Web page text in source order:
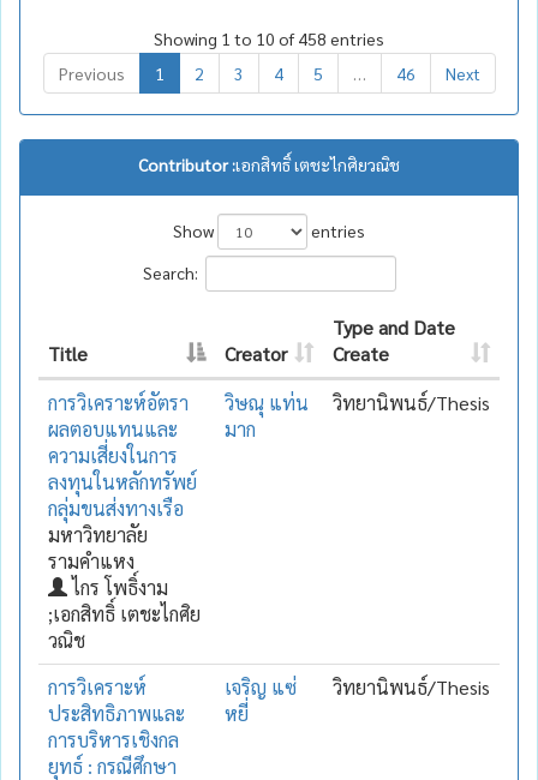
Showing 1 to 10 of 458 entries
Previous
1 2 3 4 5 46 Next
Contributor :เอกสิทธิ์ เตชะไกศิยวณิช
Show
entries
Search:
Title Creator
Type and Date
Create
การวิเคราะห์อัตรา
ผลตอบแทนและ
ความเสี่ยงในการ
ลงทุนในหลักทรัพย์
กลุ่มขนส่งทางเรือ
มหาวิทยาลัย
รามคำแหง
ไกร โพธิ์งาม
;เอกสิทธิ์ เตชะไกศิย
วณิช
วิษณุ แท่น
มาก
วิทยานิพนธ์/Thesis
การวิเคราะห์
ประสิทธิภาพและ
การบริหารเชิงกล
ยุทธ์ : กรณีศึกษา
เจริญ แซ่
หยี่
วิทยานิพนธ์/Thesis